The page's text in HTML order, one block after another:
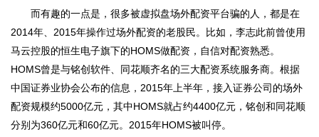
而有趣的一点是，很多被虚拟盘场外配资平台骗的人，都是在
2014年、2015年操作过场外配资的老股民。比如，李志此前曾使用
马云控股的恒生电子旗下的HOMS做配资，自信对配资熟悉。
HOMS曾是与铭创软件、同花顺齐名的三大配资系统服务商。根据
中国证券业协会公布的信息，2015年上半年，接入证券公司的场外
配资规模约5000亿元，其中HOMS就占约4400亿元，铭创和同花顺
分别为360亿元和60亿元。2015年HOMS被叫停。